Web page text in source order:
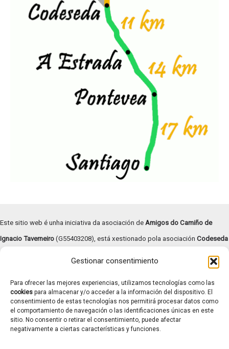
Gestionar consentimiento
Para ofrecer las mejores experiencias, utilizamos tecnologías como las
cookies para almacenar y/o acceder a la información del dispositivo. El
consentimiento de estas tecnologías nos permitirá procesar datos como
el comportamiento de navegación o las identificaciones únicas en este
sitio. No consentir o retirar el consentimiento, puede afectar
negativamente a ciertas características y funciones.
Este sitio web é unha iniciativa da asociación de Amigos do Camiño de
Ignacio Taverneiro (G55403208), está xestionado pola asociación Codeseda
Copyright © | 2026 |Aviso legal|Términos y condiciones|
Transparencia|Política de cookies
Contacto: caminotaverneiro@gmail.com